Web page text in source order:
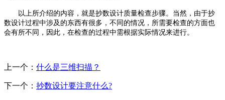
以上所介绍的内容，就是抄数设计质量检查步骤。当然，由于抄
数设计过程中涉及的东西有很多，不同的情况，所需要检查的方面也
会有所不同，因此，在检查的过程中需根据实际情况来进行。
上一个： 什么是三维扫描？
下一个： 抄数设计要注意什么?